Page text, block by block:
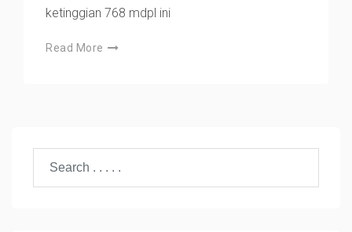
ketinggian 768 mdpl ini
Read More